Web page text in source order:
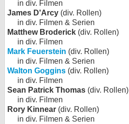
in div. Filmen
James D'Arcy (div. Rollen)
in div. Filmen & Serien
Matthew Broderick (div. Rollen)
in div. Filmen
Mark Feuerstein (div. Rollen)
in div. Filmen & Serien
Walton Goggins (div. Rollen)
in div. Filmen
Sean Patrick Thomas (div. Rollen)
in div. Filmen
Rory Kinnear (div. Rollen)
in div. Filmen & Serien